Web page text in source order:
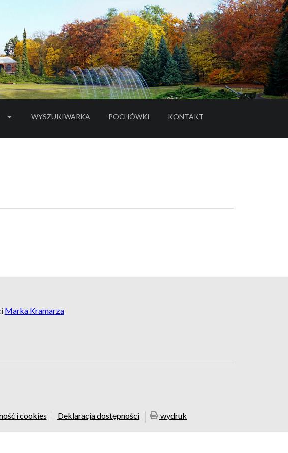
WYSZUKIWARKA POCHÓWKI
- LINK DO SERWISU ZEWNĘTRZNEGO
KONTAKT
Marka Kramarza
i cookies Deklaracja dostępności wydruk